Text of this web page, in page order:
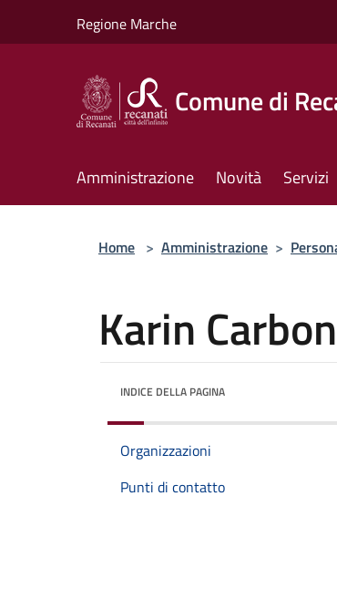
Regione Marche
Comune di
Amministrazione Novità Servizi
Home > Amministrazione >
Karin
INDICE DELLA PAGINA
Organizzazioni
Punti di contatto